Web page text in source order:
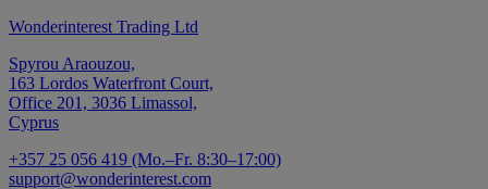
Wonderinterest Trading Ltd
Spyrou Araouzou,
163 Lordos Waterfront Court,
Office 201, 3036 Limassol,
Cyprus
+357 25 056 419 (Mo.–Fr. 8:30–17:00)
support@wonderinterest.com